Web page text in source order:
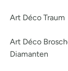
Art Déco Traum
Art Déco
Diamanten